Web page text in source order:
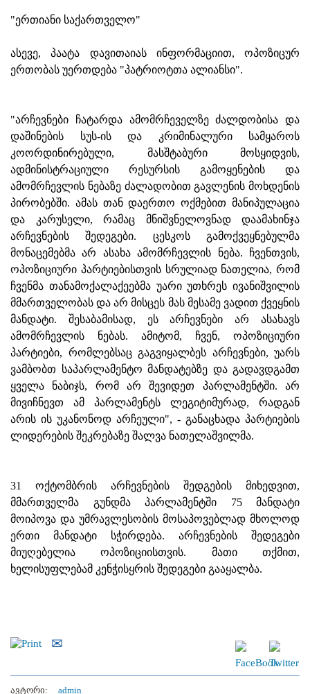
"ერთიანი საქართველო"
ასევე, პაატა დავითაიას ინფორმაციით, ოპოზიცურ
ერთობას უერთდება "პატრიოტთა ალიანსი".
"არჩევნები ჩატარდა ამომრჩეველზე ძალდობისა და
დაშინების სუს-ის და კრიმინალური სამყაროს
კოორდინირებული, მასშტაბური მოსყიდვის,
ადმინისტრაციული რესურსის გამოყენების და
ამომრჩევლის ნებაზე ძალადობით გავლენის მოხდენის
პირობებში. ამას თან დაერთო ოქმებით მანიპულაცია
და კარუსელი, რამაც მნიშვნელოვნად დაამახინჯა
არჩევნების შედეგები. ცესკოს გამოქვეყნებულმა
მონაცემებმა არ ასახა ამომრჩევლის ნება. ჩვენთვის,
ოპოზიციური პარტიებისთვის სრულიად ნათელია, რომ
ჩვენმა თანამოქალაქეებმა უარი უთხრეს ივანიშვილის
მმართველობას და არ მისცეს მას მესამე ვადით ქვეყნის
მანდატი. შესაბამისად, ეს არჩევნები არ ასახავს
ამომრჩევლის ნებას. ამიტომ, ჩვენ, ოპოზიციური
პარტიები, რომლებსაც გაგვიყალბეს არჩევნები, უარს
ვამბობთ საპარლამენტო მანდატებზე და გადავდგამთ
ყველა ნაბიჯს, რომ არ შევიდეთ პარლამენტში. არ
მივიჩნევთ ამ პარლამენტს ლეგიტიმურად, რადგან
არის ის უკანონოდ არჩეული", - განაცხადა პარტიების
ლიდერების შეკრებაზე შალვა ნათელაშვილმა.
31 ოქტომბრის არჩევნების შედგების მიხედვით,
მმართველმა გუნდმა პარლამენტში 75 მანდატი
მოიპოვა და უმრავლესობის მოსაპოვებლად მხოლოდ
ერთი მანდატი სჭირდება. არჩევნების შედეგები
მიუღებელია ოპოზიციისთვის. მათი თქმით,
ხელისუფლებამ კენჭისყრის შედეგები გააყალბა.
ავტორი: admin